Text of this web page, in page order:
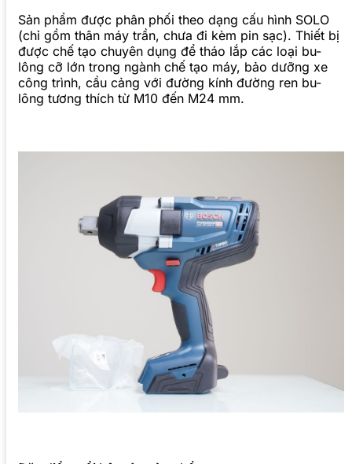
Sản phẩm được phân phối theo dạng cấu hình SOLO
(chỉ gồm thân máy trần, chưa đi kèm pin sạc). Thiết bị
được chế tạo chuyên dụng để tháo lắp các loại bu-
lông cỡ lớn trong ngành chế tạo máy, bảo dưỡng xe
công trình, cầu cảng với đường kính đường ren bu-
lông tương thích từ M10 đến M24 mm.